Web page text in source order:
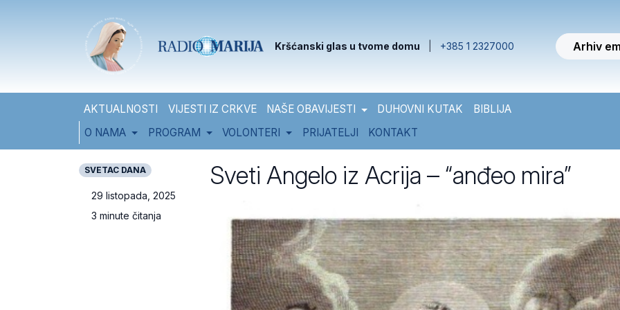
Kršćanski glas u tvome domu +385 1 2327000 Arhiv
AKTUALNOSTI VIJESTI IZ CRKVE NAŠE OBAVIJESTI DUHOVNI KUTAK
BIBLIJA
O NAMA
PROGRAM VOLONTERI PRIJATELJI KONTAKT
SVETAC DANA
29 listopada, 2025
3 minute čitanja
Sveti Angelo iz Acrija – “anđeo mira”